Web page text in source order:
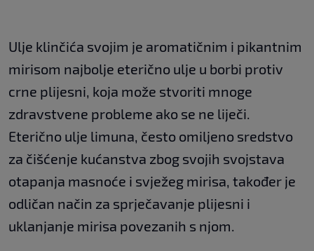
Ulje klinčića svojim je aromatičnim i pikantnim
mirisom najbolje eterično ulje u borbi protiv
crne plijesni, koja može stvoriti mnoge
zdravstvene probleme ako se ne liječi.
Eterično ulje limuna, često omiljeno sredstvo
za čišćenje kućanstva zbog svojih svojstava
otapanja masnoće i svježeg mirisa, također je
odličan način za sprječavanje plijesni i
uklanjanje mirisa povezanih s njom.